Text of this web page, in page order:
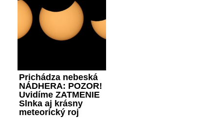
Prichádza nebeská
NÁDHERA: POZOR!
Uvidíme ZATMENIE
Slnka aj krásny
meteorický roj